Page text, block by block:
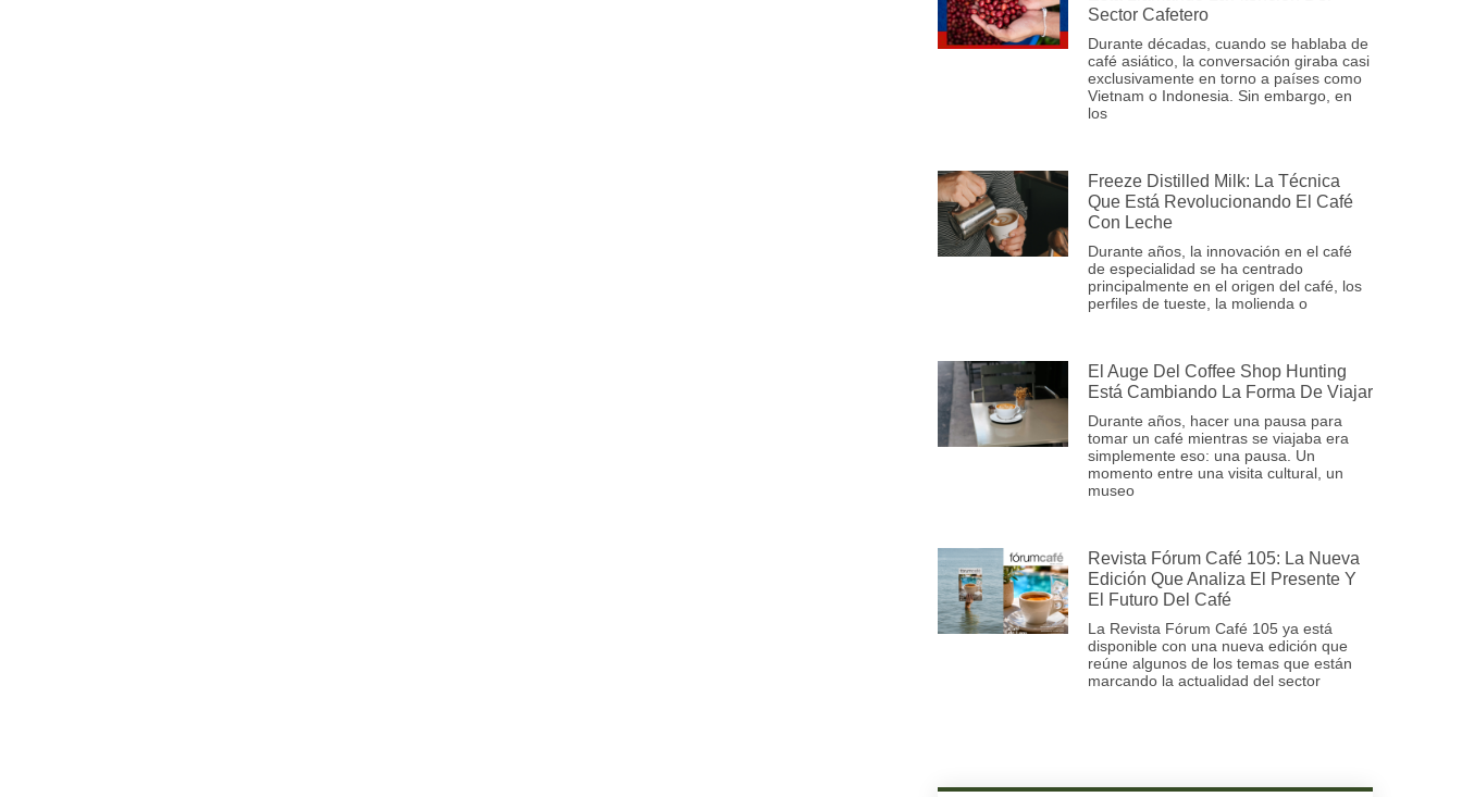
Sector Cafetero
Durante décadas, cuando se hablaba de
café asiático, la conversación giraba casi
exclusivamente en torno a países como
Vietnam o Indonesia. Sin embargo, en
los
Freeze Distilled Milk: La Técnica
Que Está Revolucionando El Café
Con Leche
Durante años, la innovación en el café
de especialidad se ha centrado
principalmente en el origen del café, los
perfiles de tueste, la molienda o
El Auge Del Coffee Shop Hunting
Está Cambiando La Forma De Viajar
Durante años, hacer una pausa para
tomar un café mientras se viajaba era
simplemente eso: una pausa. Un
momento entre una visita cultural, un
museo
Revista Fórum Café 105: La Nueva
Edición Que Analiza El Presente Y
El Futuro Del Café
La Revista Fórum Café 105 ya está
disponible con una nueva edición que
reúne algunos de los temas que están
marcando la actualidad del sector